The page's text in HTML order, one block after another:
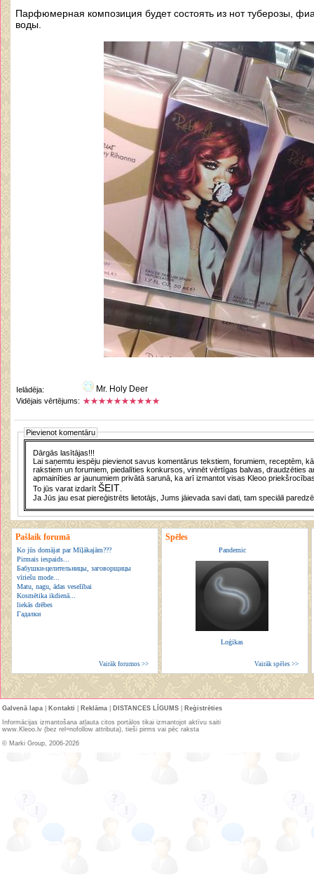
Парфюмерная композиция будет состоять из нот туберозы,
воды.
Ielādēja: Mr. Holy Deer
Vidējais vērtējums:
Pievienot komentāru
Dārgās lasītājas!!!
Lai saņemtu iespēju pievienot savus komentārus tekstiem, forumiem, receptēm,
rakstiem un forumiem, piedalīties konkursos, vinnēt vērtīgas balvas, draudzēties
apmainīties ar jaunumiem privātā sarunā, ka arī izmantot visas Kleoo
To jūs varat izdarītŠEIT
Ja Jūs jau esat piereģistrēts lietotājs, Jums jāievada savi dati, tam speciāli
Pašlaik forumā
Ko jūs domājat par Mīļākajām???
Pirmais iespaids...
Бабушки-целительницы, заговорщицы
vīriešu mode...
Matu, nagu, ādas veselībai
Kosmētika ikdienā...
liekās drēbes
Гадалки
Vairāk forumos >>
Spēles
Pandemic
Loģikas
Vairāk spēles >>
Galvenā lapa Kontakti Reklāma DISTANCES LĪGUMS
Reģistrēties
Informācijas izmantošana atļauta citos portālos tikai izmantojot aktīvu saiti
www.Kleoo.lv (bez rel=nofollow attributa), tieši pirms vai pēc raksta
© Marki Group, 2006-2026